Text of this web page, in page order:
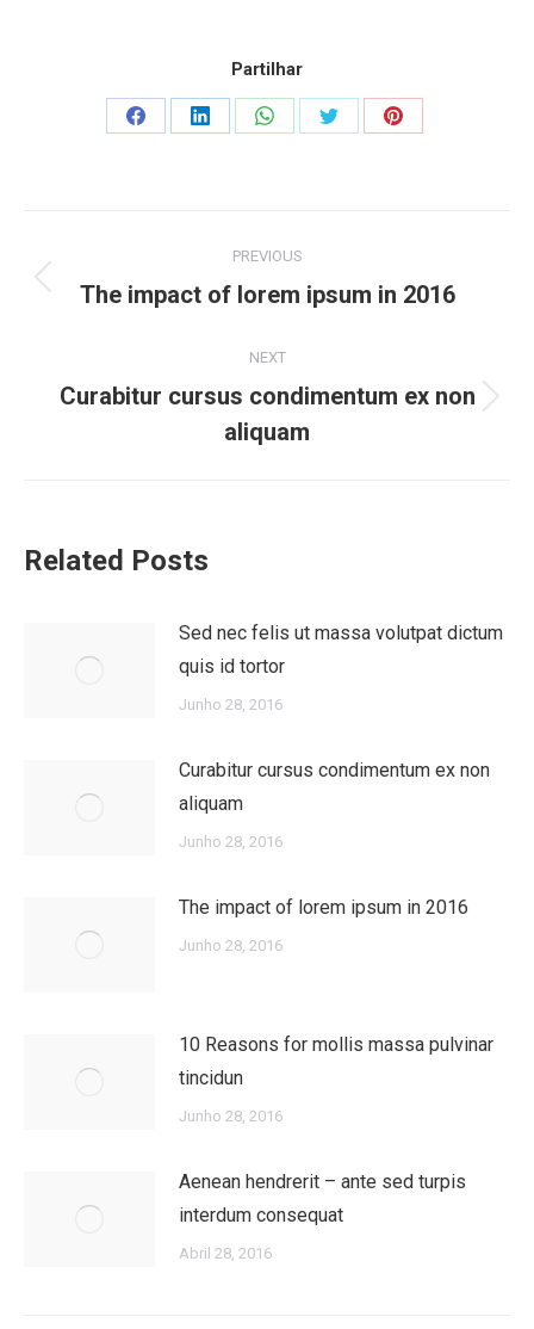
Partilhar
Share
Share
Share
Share
Share
navigation
PREVIOUS
Previous
The impact of lorem ipsum in 2016
NEXT
Next
post:
Curabitur cursus condimentum ex non
aliquam
Related Posts
Sed nec felis ut massa volutpat dictum
quis id tortor
Junho 28, 2016
Curabitur cursus condimentum ex non
aliquam
Junho 28, 2016
The impact of lorem ipsum in 2016
Junho 28, 2016
10 Reasons for mollis massa pulvinar
tincidun
Junho 28, 2016
Aenean hendrerit – ante sed turpis
interdum consequat
Abril 28, 2016